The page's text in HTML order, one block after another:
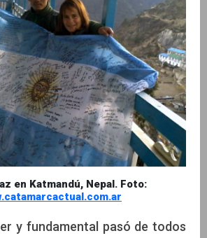
en Katmandú, Nepal. Foto:
y fundamental pasó de todos